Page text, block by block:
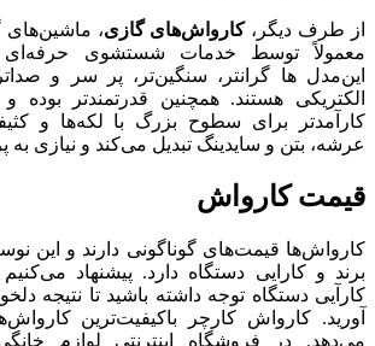
از طرف دیگر،کارواش‌های گازی،
معمولاً توسط خدمات شستشوی حرفه‌ای
این‌مدل ها گرانتر، سنگین‌تر، پر سر و
الکتریکی هستند. همچنین قدرتمندتر بوده و
کارآمدتر برای سطوح بزرگ با لکه‌ها و
عرشه، بتن و سایدینگ تبدیل می‌کند و نیازی به
قیمت کارواش
کارواش‌ها قیمت‌های گوناگونی دارند و این
برند و کارایی دستگاه دارد. پیشنهاد
کارآیی دستگاه توجه داشته باشید تا نتیجه
آورید. کارواش کارچر باکیفیت‌ترین
می‌دهد. در فروشگاه اینترنتی لوازم